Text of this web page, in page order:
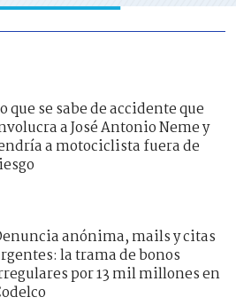
que se sabe de accidente que
a José Antonio Neme y
a motociclista fuera de
anónima, mails y citas
la trama de bonos
por 13 mil millones en